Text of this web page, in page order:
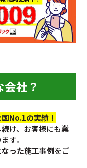
社？
No.1の実績！
け、お客様にも業
す。
った施工事例をご